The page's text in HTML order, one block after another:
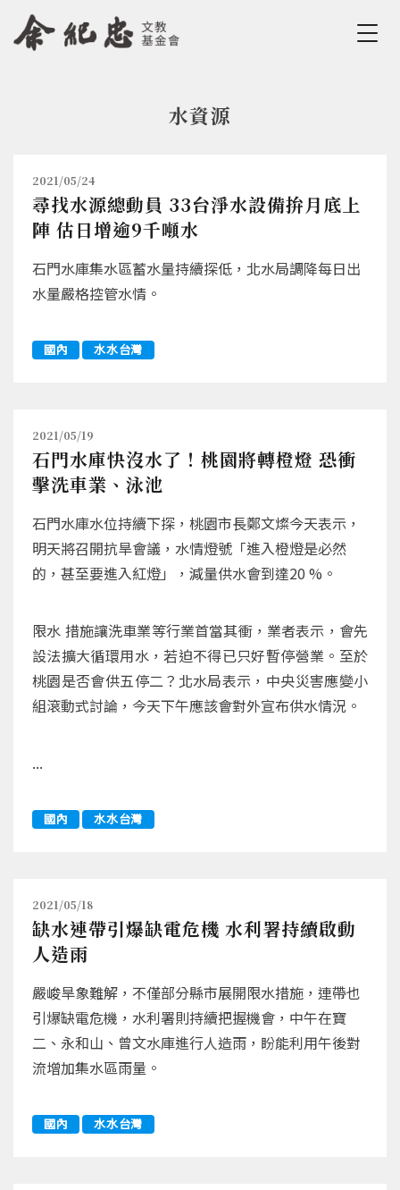
Jump to Navigation
Jump to Main content
水資源
2021/05/24
尋找水源總動員 33台淨水設備拚月底上
陣 估日增逾9千噸水
石門水庫集水區蓄水量持續探低，北水局調降每日出
水量嚴格控管水情。
國內 水水台灣
2021/05/19
石門水庫快沒水了！桃園將轉橙燈 恐衝
擊洗車業、泳池
石門水庫水位持續下探，桃園市長鄭文燦今天表示，
明天將召開抗旱會議，水情燈號「進入橙燈是必然
的，甚至要進入紅燈」，減量供水會到達20 %。
限水 措施讓洗車業等行業首當其衝，業者表示，會先
設法擴大循環用水，若迫不得已只好暫停營業。至於
桃園是否會供五停二？北水局表示，中央災害應變小
組滾動式討論，今天下午應該會對外宣布供水情況。
...
國內 水水台灣
2021/05/18
缺水連帶引爆缺電危機 水利署持續啟動
人造雨
嚴峻旱象難解，不僅部分縣市展開限水措施，連帶也
引爆缺電危機，水利署則持續把握機會，中午在寶
二、永和山、曾文水庫進行人造雨，盼能利用午後對
流增加集水區雨量。
國內 水水台灣